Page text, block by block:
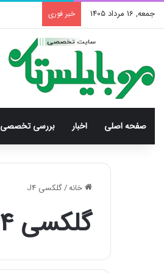
جمعه, 16 مرداد 1405 خبر فوری
صفحه اصلی اخبار بررسی‌ تخصصی
خانه/گلکسی J4
گلکسی J4